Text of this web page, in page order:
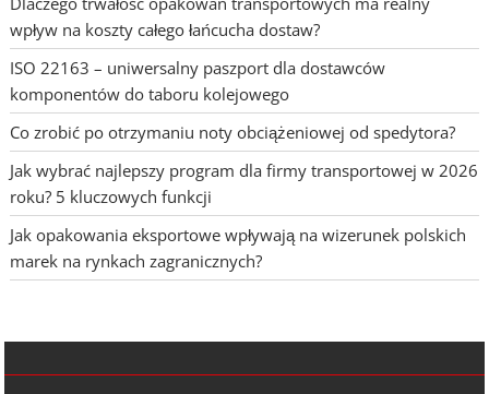
wpływ na koszty całego łańcucha dostaw?
ISO 22163 – uniwersalny paszport dla dostawców
komponentów do taboru kolejowego
Co zrobić po otrzymaniu noty obciążeniowej od spedytora?
Jak wybrać najlepszy program dla firmy transportowej w 2026
roku? 5 kluczowych funkcji
Jak opakowania eksportowe wpływają na wizerunek polskich
marek na rynkach zagranicznych?